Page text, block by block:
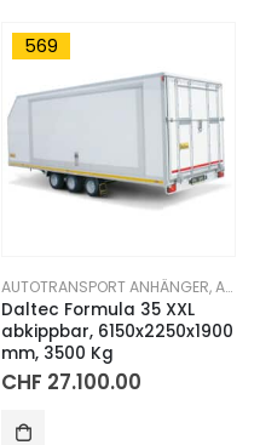
569
AUTOTRANSPORT ANHÄNGER,AUTOTRANSPORT-KOFFERANHÄNGER
Daltec Formula 35 XXL
abkippbar, 6150x2250x1900
mm, 3500 Kg
CHF 27.100.00